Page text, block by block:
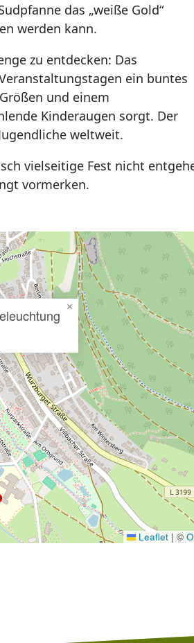
das „weiße Gold“
werden kann.
zu entdecken: Das
ein buntes
und einem
Kinderaugen sorgt. Der
weltweit.
vielseitige Fest nicht
vormerken.
×
Leaflet |©